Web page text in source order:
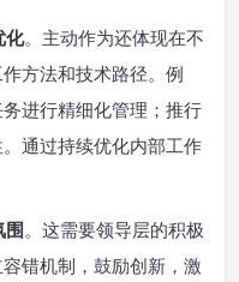
化。主动作为还体现在不
方法和技术路径。例
进行精细化管理；推行
通过持续优化内部工作
围。这需要领导层的积极
错机制，鼓励创新，激